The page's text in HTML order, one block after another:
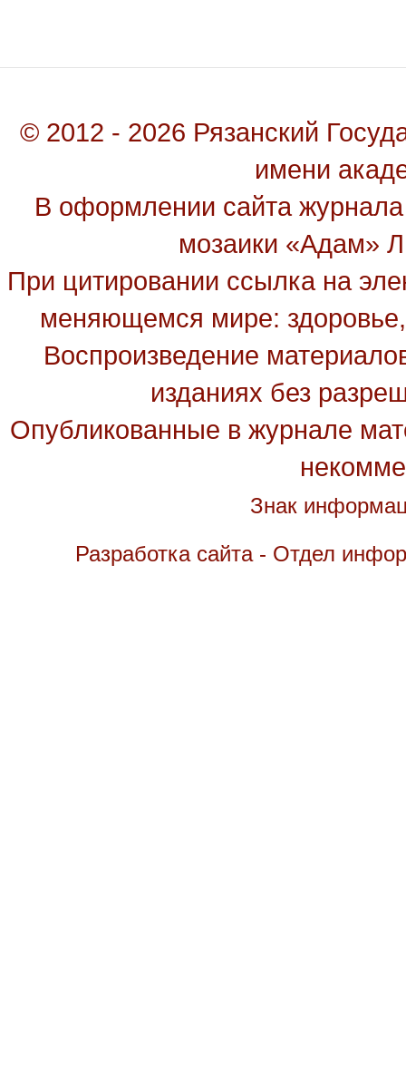
© 2012 - 2026 Рязанский
имени
В оформлении сайта
мозаики «Адам»
При цитировании ссылка на
меняющемся мире: здоровье,
Воспроизведение
изданиях без
Опубликованные в журнале
Знак
Разработка сайта - Отдел